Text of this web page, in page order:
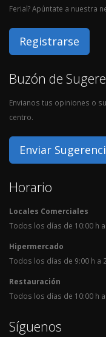
Ferial? Apúntate a nuestra
Registrarse
Buzón de
Envianos tus opiniones o
centro.
Enviar
Horario
Locales Comerciales
Todos los días de 10:00 h a
Hipermercado
Todos los días de 9:00 h a
Restauración
Todos los días de 10:00 h a
Síguenos